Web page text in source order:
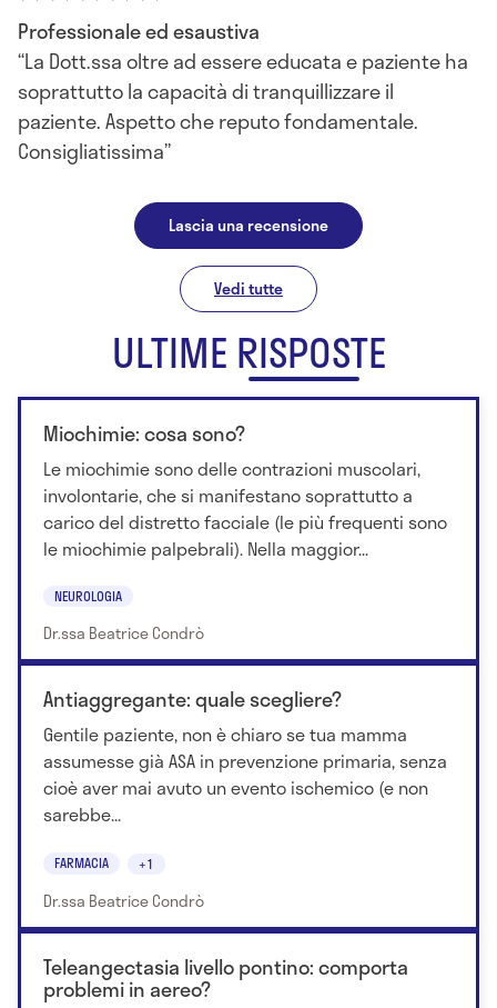
Professionale ed esaustiva
La Dott.ssa oltre ad essere educata e paziente ha
soprattutto la capacità di tranquillizzare il
paziente. Aspetto che reputo fondamentale.
Consigliatissima
Lascia una recensione
Vedi tutte
ULTIME RISPOSTE
Miochimie: cosa sono?
Le miochimie sono delle contrazioni muscolari,
involontarie, che si manifestano soprattutto a
carico del distretto facciale (le più frequenti sono
le miochimie palpebrali). Nella maggior...
NEUROLOGIA
Dr.ssa Beatrice Condrò
Antiaggregante: quale scegliere?
Gentile paziente, non è chiaro se tua mamma
assumesse già ASA in prevenzione primaria, senza
cioè aver mai avuto un evento ischemico (e non
sarebbe...
FARMACIA +1
Dr.ssa Beatrice Condrò
Teleangectasia livello pontino: comporta
problemi in aereo?